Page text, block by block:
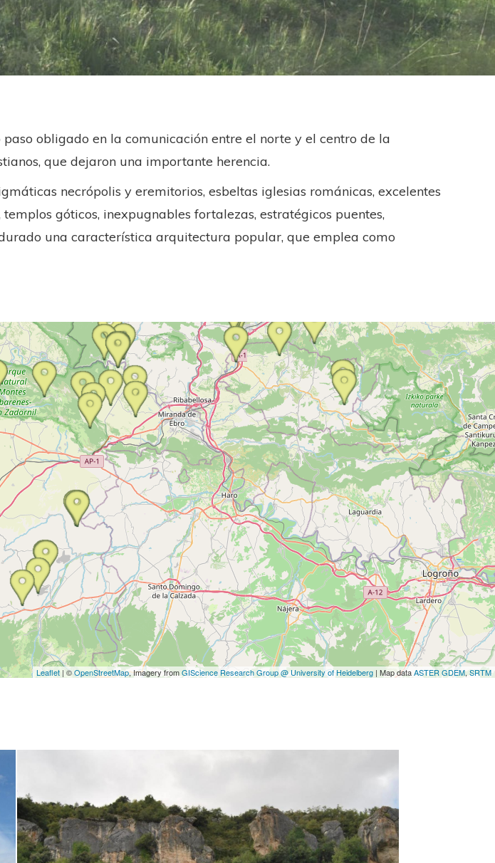
obligado en la comunicación entre el norte y el centro de la
que dejaron una importante herencia.
necrópolis y eremitorios, esbeltas iglesias románicas, excelentes
góticos, inexpugnables fortalezas, estratégicos puentes,
una característica arquitectura popular, que emplea como
Leaflet | ©OpenStreetMap, Imagery fromGIScience Research Group @ University of Heidelberg | Map dataASTER GDEM,SRTM